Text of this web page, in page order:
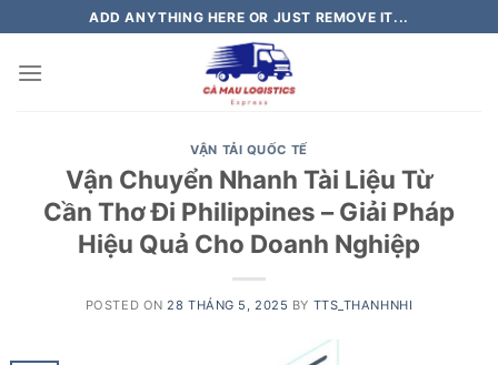
to
content
ADD ANYTHING HERE OR JUST REMOVE IT...
VẬN TẢI QUỐC TẾ
Vận Chuyển Nhanh Tài Liệu Từ
Cần Thơ Đi Philippines – Giải Pháp
Hiệu Quả Cho Doanh Nghiệp
POSTED ON 28 THÁNG 5, 2025 BY TTS_THANHNHI